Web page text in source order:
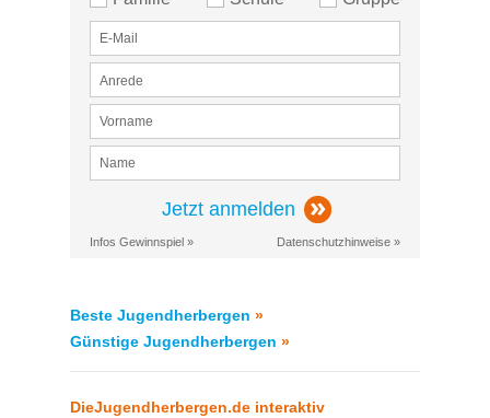
Jetzt anmelden
Infos Gewinnspiel » Datenschutzhinweise »
Beste Jugendherbergen »
Günstige Jugendherbergen »
DieJugendherbergen.de interaktiv